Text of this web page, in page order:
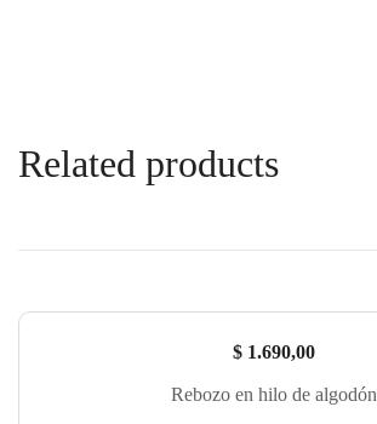
Related products
$ 1.690,00
Rebozo en hilo de algodón